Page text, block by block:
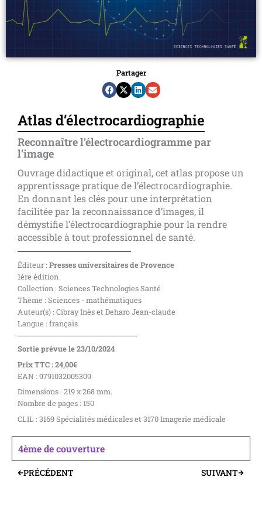
Partager
Atlas d’électrocardiographie
Reconnaître l’électrocardiogramme par
l’image
Ouvrage didactique et original, cet atlas propose un
apprentissage pratique de l’électrocardiographie.
En donnant les clés pour une interprétation
facilitée par la reconnaissance d’images, il
démystifie l’électrocardiographie pour la rendre
accessible à tout professionnel de santé.
Éditeur : Presses universitaires de Provence
1ére édition
Collection : Sciences Technologies Santé
Thème : Sciences - mathématiques
Auteur(s) : Cibray Inès et Deharo Jean-claude
Langue : français
Sortie prévue le 23/10/2024
Prix TTC : 24,00€
EAN : 9791032005309
Dimensions : 219 x 268 mm.
Nombre de pages : 150
CLIL : 3169 Spécialités médicales et 3170 Imagerie médicale
4ème de couverture
Précédent
PRÉCÉDENT SUIVANTSuivant